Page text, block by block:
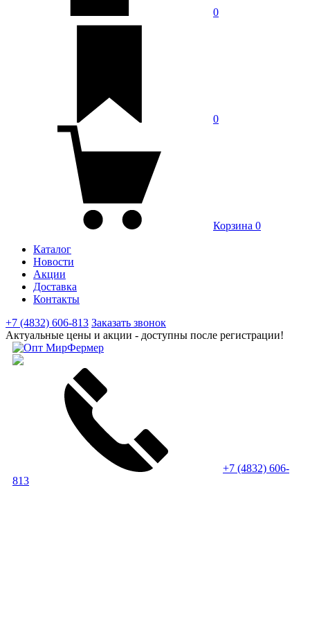
0
0
Корзина 0
Каталог
Новости
Акции
Доставка
Контакты
+7 (4832) 606-813 Заказать звонок
Актуальные цены и акции - доступны после регистрации!
+7 (4832) 606-
813